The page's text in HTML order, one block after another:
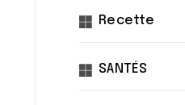
Recette
SANTÉS